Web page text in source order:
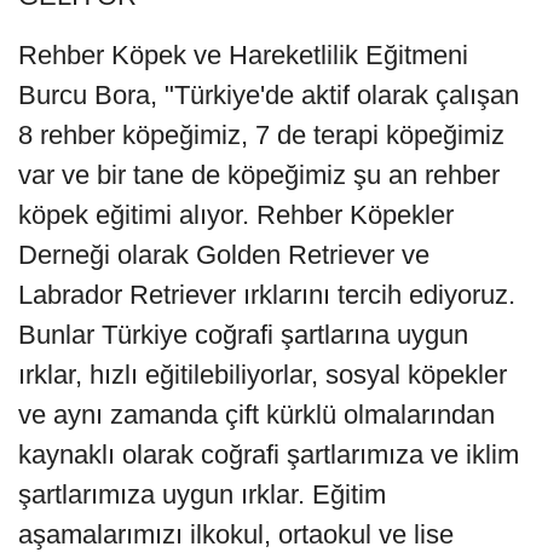
Rehber Köpek ve Hareketlilik Eğitmeni
Burcu Bora, "Türkiye'de aktif olarak çalışan
8 rehber köpeğimiz, 7 de terapi köpeğimiz
var ve bir tane de köpeğimiz şu an rehber
köpek eğitimi alıyor. Rehber Köpekler
Derneği olarak Golden Retriever ve
Labrador Retriever ırklarını tercih ediyoruz.
Bunlar Türkiye coğrafi şartlarına uygun
ırklar, hızlı eğitilebiliyorlar, sosyal köpekler
ve aynı zamanda çift kürklü olmalarından
kaynaklı olarak coğrafi şartlarımıza ve iklim
şartlarımıza uygun ırklar. Eğitim
aşamalarımızı ilkokul, ortaokul ve lise